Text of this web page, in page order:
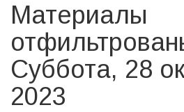
Материалы
Суббота, 28
2023